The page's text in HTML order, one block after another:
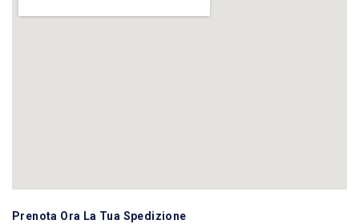
Prenota Ora La Tua Spedizione